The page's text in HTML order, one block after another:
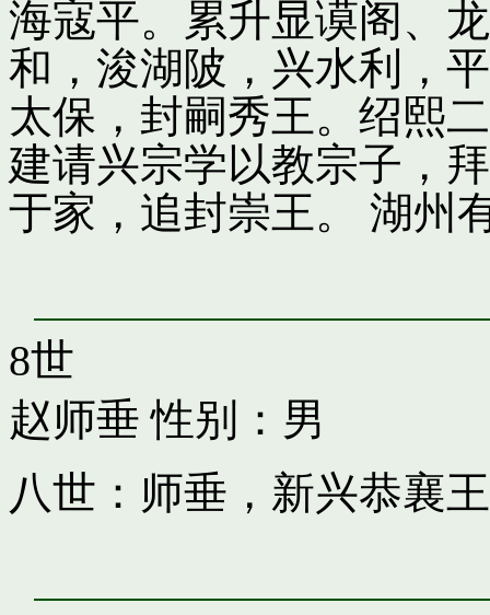
海寇平。累升显谟阁、
和，浚湖陂，兴水利，
太保，封嗣秀王。绍熙
建请兴宗学以教宗子，
于家，追封崇王。 湖州
8世
赵师垂 性别：男
八世：师垂，新兴恭襄王